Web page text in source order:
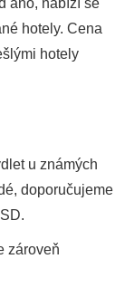
ano, nabízí se
hotely. Cena
hotely
u známých
doporučujeme
zároveň